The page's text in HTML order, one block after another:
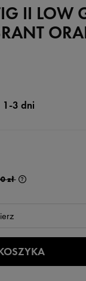
II LOW
1-3 dni
zł